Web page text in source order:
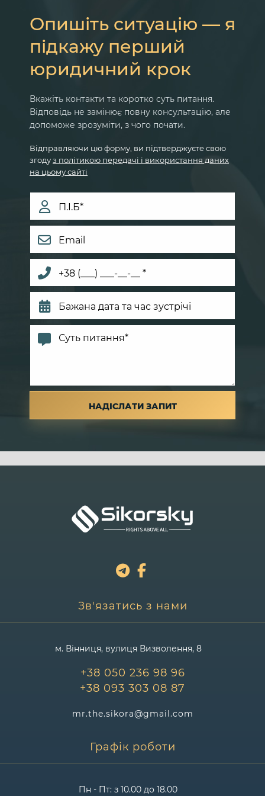
Спори з колекторами та
банками: Як захистити свої
Спори з банками та колекторами можуть бути
дуже стресовими, але важливо знати свої права
та варіанти захисту. Ось кілька порад і стратегій,
які допоможуть у вирішенні конфліктів з
фінансовими установами.
1. Спори з банками: як діяти
боржнику?
🔹 Перевірте умови кредитного
договору
Перш за все, перевіртеумови кредитного
договору. Важливо переконатися, що банк не
порушив ваші права, зокрема, щодо:
Нарахування комісій і штрафів– чи були
вони вказані в договорі?
вимагати погашення боргу.
Необґрунтованих нарахувань
штрафи або пені надмірно високі або
Реструктуризація боргу– зміна умов
погашення, продовження терміну виплат
або зменшення щомісячних платежів.
боргу в інший кредит на більш вигідних
відстрочкаплатежів.
оформити це письмово .
🔹 Визнання кредитного
договору недійсним
неповними умови (наприклад, не вказано
процентну ставку або термін погашення).
платежі або неправомірно нараховані
Опишіть ситуацію — я
підкажу перший
юридичний крок
Вкажіть контакти та коротко суть питання.
Відповідь не замінює повну консультацію, але
допоможе зрозуміти, з чого почати.
Відправляючи цю форму, ви підтверджуєте свою
згодуз політикою передачі і використання даних
на цьому сайті
Зв'язатись з нами
м. Вінниця, вулиця Визволення, 8
+38 050 236 98 96
+38 093 303 08 87
mr.the.sikora@gmail.com
Графік роботи
Пн - Пт: з 10.00 до 18.00